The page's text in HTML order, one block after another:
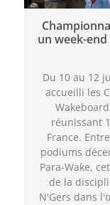
un week-
Du 10 au 12
accueilli les
réunissant
France.
podiums
Para-Wake,
de la
N'Gers dans